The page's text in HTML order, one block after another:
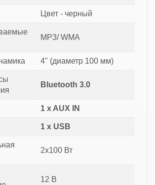
Цвет - черный
MP3/ WMA
4" (диаметр 100 мм)
Bluetooth 3.0
1 x AUX IN
1 x USB
2x100 Вт
12 В